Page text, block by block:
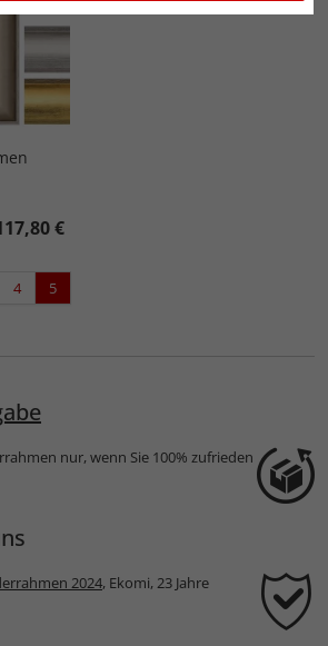
€
4 5
nur, wenn Sie 100% zufrieden
2024, Ekomi, 23 Jahre